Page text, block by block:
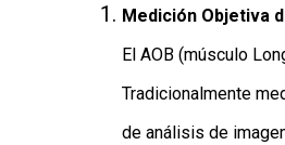
Medición Objetiva
El AOB (músculo
Tradicionalmente
de análisis de